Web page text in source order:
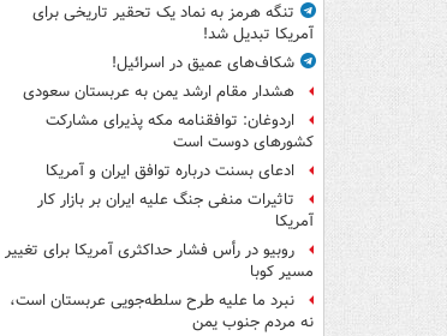
تنگه هرمز به نماد یک تحقیر تاریخی برای
آمریکا تبدیل شد!
شکاف‌های عمیق در اسرائیل!
هشدار مقام ارشد یمن به عربستان سعودی
اردوغان: توافقنامه مکه پذیرای مشارکت
کشورهای دوست است
ادعای بسنت درباره توافق ایران و آمریکا
تاثیرات منفی جنگ علیه ایران بر بازار کار
آمریکا
روبیو در رأس فشار حداکثری آمریکا برای تغییر
مسیر کوبا
نبرد ما علیه طرح سلطه‌جویی عربستان است،
نه مردم جنوب یمن